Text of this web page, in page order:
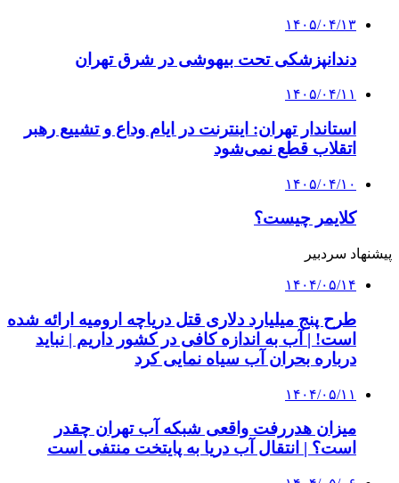
۱۴۰۵/۰۴/۱۳
دندانپزشکی تحت بیهوشی در شرق تهران
۱۴۰۵/۰۴/۱۱
استاندار تهران: اینترنت در ایام وداع و تشییع رهبر
اتقلاب قطع نمی‌شود
۱۴۰۵/۰۴/۱۰
کلایمر چیست؟
پیشنهاد سردبیر
۱۴۰۴/۰۵/۱۴
طرح پنج میلیارد دلاری قتل دریاچه ارومیه ارائه شده
است! | آب به اندازه کافی در کشور داریم | نباید
درباره بحران آب سیاه نمایی کرد
۱۴۰۴/۰۵/۱۱
میزان هدررفت واقعی شبکه آب تهران چقدر
است؟ | انتقال آب دریا به پایتخت منتفی است